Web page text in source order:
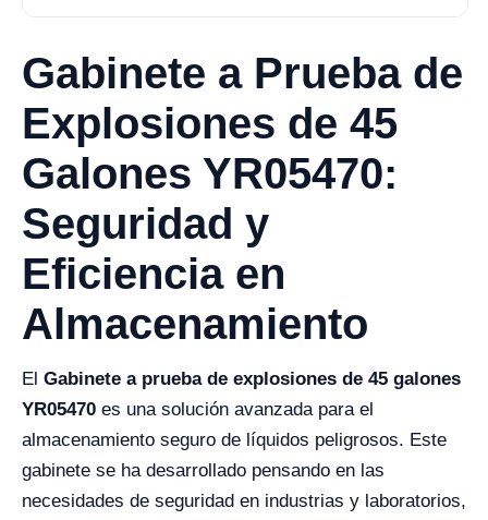
Gabinete a Prueba de
Explosiones de 45
Galones YR05470:
Seguridad y
Eficiencia en
Almacenamiento
El Gabinete a prueba de explosiones de 45 galones
YR05470 es una solución avanzada para el
almacenamiento seguro de líquidos peligrosos. Este
gabinete se ha desarrollado pensando en las
necesidades de seguridad en industrias y laboratorios,